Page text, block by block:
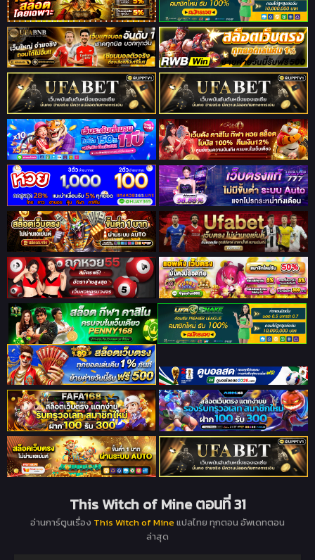
This Witch of Mine ตอนที่ 31
อ่านการ์ตูนเรื่อง This Witch of Mineแปลไทย ทุกตอน อัพเดทตอน
ล่าสุด